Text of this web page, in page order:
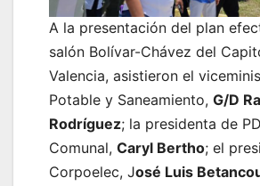
A la presentación del plan
salón Bolívar-Chávez del
Valencia, asistieron el
Potable y Saneamiento, G/D
Rodríguez; la presidenta de
Comunal, Caryl Bertho; el
Corpoelec, José Luis